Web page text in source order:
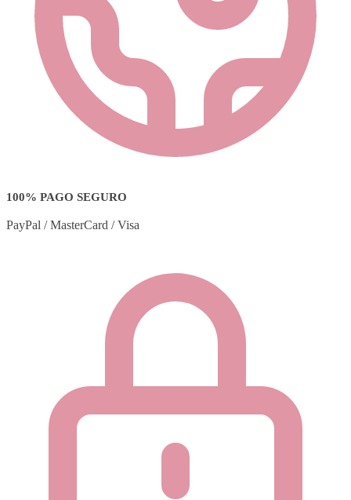
100% PAGO SEGURO
PayPal / MasterCard / Visa